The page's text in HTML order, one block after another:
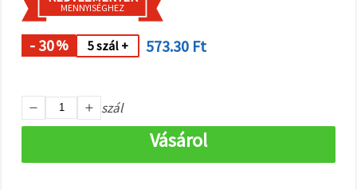
preferenciáit
az adott
kiválasztásával
és a
kattintva.
MENNYISÉGHEZ
- 30% 5 szál + 573.30 Ft
szál
Vásárol